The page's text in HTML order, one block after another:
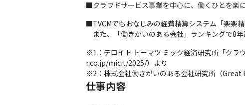
■クラウドサービス事業を中心に、働くひとを楽
■TVCMでもおなじみの経費精算システム「楽楽
また、「働きがいのある会社」ランキングで8
※1：デロイト トーマツ ミック経済研究所「ク
r.co.jp/micit/2025/）より
※2：株式会社働きがいのある会社研究所（
仕事内容